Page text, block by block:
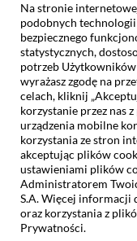
Na stronie
podobnych
bezpiecznego
statystycznych,
potrzeb
wyrażasz zgodę na
celach, kliknij
korzystanie przez nas
urządzenia mobilne
korzystania ze stron
akceptując plików
ustawieniami plików
Administratorem
S.A. Więcej informacji
oraz korzystania z
Prywatności.
Hosting już
649 zł
Wybierz